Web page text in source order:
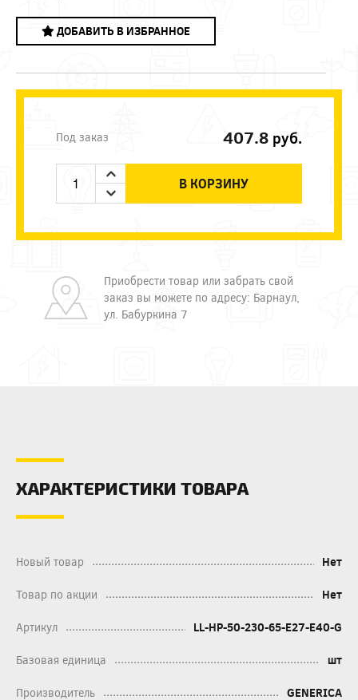
ДОБАВИТЬ В ИЗБРАННОЕ
Под заказ 407.8 руб.
В КОРЗИНУ
Приобрести товар или забрать свой
заказ вы можете по адресу: Барнаул,
ул. Бабуркина 7
ХАРАКТЕРИСТИКИ ТОВАРА
Новый товар Нет
Товар по акции Нет
Артикул LL-HP-50-230-65-E27-E40-G
Базовая единица шт
Производитель GENERICA